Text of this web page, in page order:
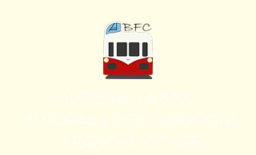
AUTORAILS A.B.F.C -
AUTORAILS DE BOURGOGNE
FRANCHE-COMTÉ